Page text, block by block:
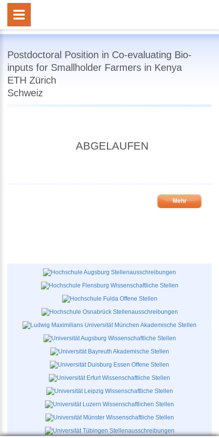
Postdoctoral Position in Co-evaluating Bio-
inputs for Smallholder Farmers in Kenya
ETH Zürich
Schweiz
ABGELAUFEN
Mehr